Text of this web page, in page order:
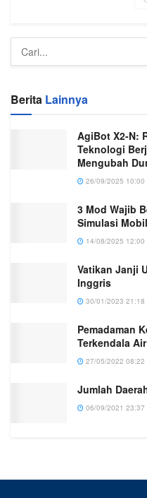
Berita Lainnya
AgiBot X2-N:
Teknologi
Mengubah
26/09/2025 10:00
3 Mod Wajib
Simulasi
14/08/2025 12:00
Vatikan Janji
Inggris
30/01/2023 21:18
Pemadaman
Terkendala Air
27/05/2022 08:22
Jumlah
06/09/2021 23:37